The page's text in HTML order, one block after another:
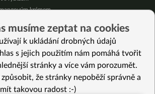
krémem
s koprem a vločkami
se zeleninou
musíme zeptat na cookies
k ukládání drobných údajů
s jejich použitím nám pomáhá tvořit
stránky a více vám porozumět.
způsobit, že stránky nepoběží správně a
takovou radost :-)